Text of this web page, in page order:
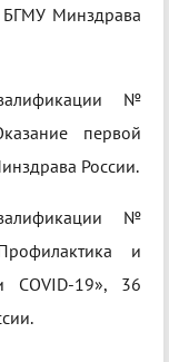
Минздрава
№
первой
России.
№
и
COVID-19», 36